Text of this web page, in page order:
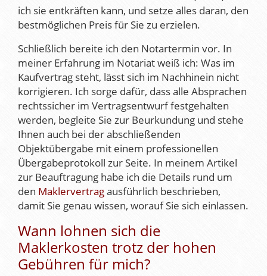
ich sie entkräften kann, und setze alles daran, den
bestmöglichen Preis für Sie zu erzielen.
Schließlich bereite ich den Notartermin vor. In
meiner Erfahrung im Notariat weiß ich: Was im
Kaufvertrag steht, lässt sich im Nachhinein nicht
korrigieren. Ich sorge dafür, dass alle Absprachen
rechtssicher im Vertragsentwurf festgehalten
werden, begleite Sie zur Beurkundung und stehe
Ihnen auch bei der abschließenden
Objektübergabe mit einem professionellen
Übergabeprotokoll zur Seite. In meinem Artikel
zur Beauftragung habe ich die Details rund um
den Maklervertragausführlich beschrieben,
damit Sie genau wissen, worauf Sie sich einlassen.
Wann lohnen sich die
Maklerkosten trotz der hohen
Gebühren für mich?